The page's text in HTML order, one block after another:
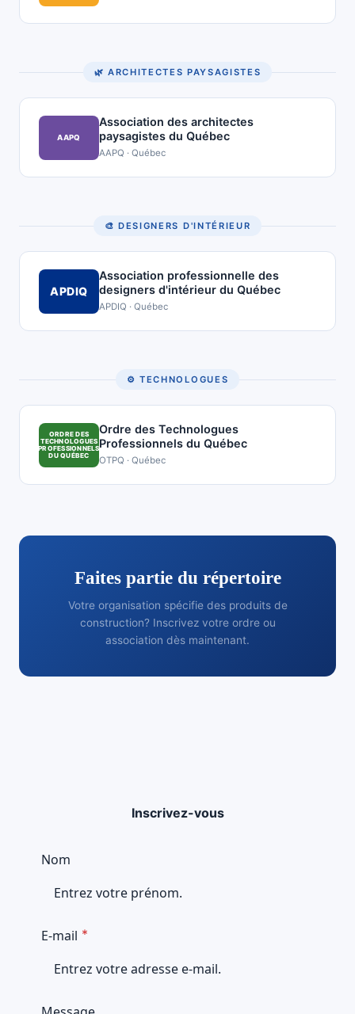
🌿 ARCHITECTES PAYSAGISTES
AAPQ
Association des architectes
paysagistes du Québec
AAPQ · Québec
🎨 DESIGNERS D'INTÉRIEUR
APDIQ
Association professionnelle des
designers d'intérieur du Québec
APDIQ · Québec
⚙️ TECHNOLOGUES
ORDRE DES
TECHNOLOGUES
PROFESSIONNELS
DU QUÉBEC
Ordre des Technologues
Professionnels du Québec
OTPQ · Québec
Faites partie du répertoire
Votre organisation spécifie des produits de
construction? Inscrivez votre ordre ou
association dès maintenant.
Inscrivez-vous
Nom
E-mail